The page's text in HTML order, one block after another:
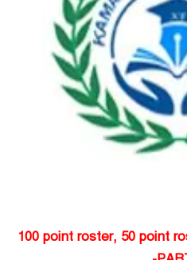
100 point roster, 50 point